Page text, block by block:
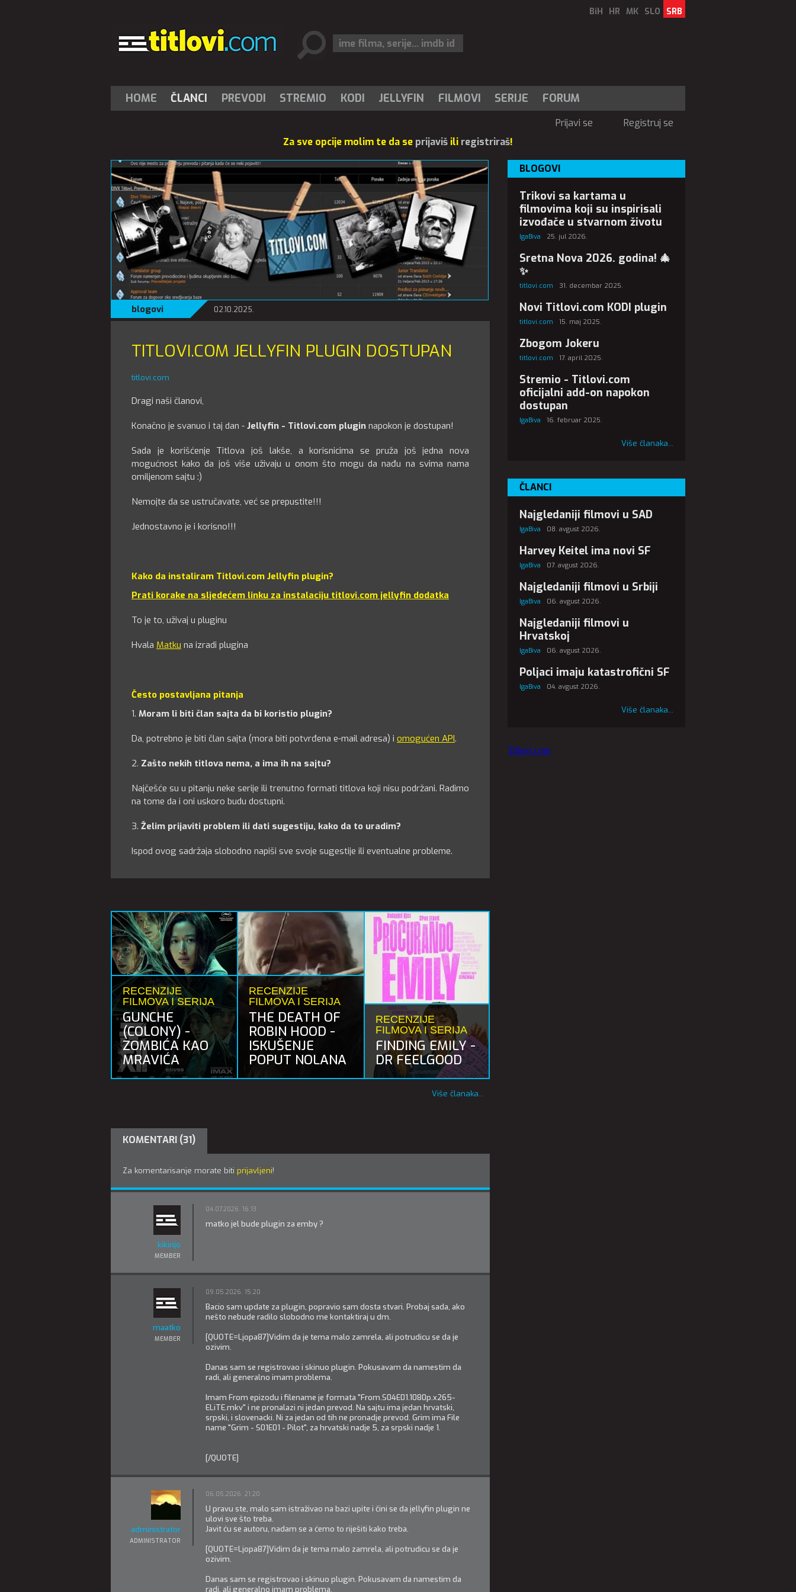
BiH HR MK SLO SRB
HOME ČLANCI PREVODI STREMIO KODI JELLYFIN FILMOVI SERIJE FORUM
Prijavi se
Registruj se
Za sve opcije molim te da se prijaviš ili registriraš!
blogovi 02.10.2025.
TITLOVI.COM JELLYFIN PLUGIN DOSTUPAN
titlovi.com
Dragi naši članovi,
Konačno je svanuo i taj dan - Jellyfin - Titlovi.com plugin napokon je dostupan!
Sada je korišćenje Titlova još lakše, a korisnicima se pruža još jedna nova
mogućnost kako da još više uživaju u onom što mogu da nađu na svima nama
omiljenom sajtu :)
Nemojte da se ustručavate, već se prepustite!!!
Jednostavno je i korisno!!!
Kako da instaliram Titlovi.com Jellyfin plugin?
Prati korake na sljedećem linku za instalaciju titlovi.com jellyfin dodatka
To je to, uživaj u pluginu
Hvala Matku na izradi plugina
Često postavljana pitanja
1. Moram li biti član sajta da bi koristio plugin?
Da, potrebno je biti član sajta (mora biti potvrđena e-mail adresa) i omogućen API.
2. Zašto nekih titlova nema, a ima ih na sajtu?
Najčešće su u pitanju neke serije ili trenutno formati titlova koji nisu podržani. Radimo
na tome da i oni uskoro budu dostupni.
3. Želim prijaviti problem ili dati sugestiju, kako da to uradim?
Ispod ovog sadržaja slobodno napiši sve svoje sugestije ili eventualne probleme.
RECENZIJE
FILMOVA I SERIJA
GUNCHE
(COLONY) -
ZOMBIĆA KAO
MRAVIĆA
RECENZIJE
FILMOVA I SERIJA
THE DEATH OF
ROBIN HOOD -
ISKUŠENJE
POPUT NOLANA
RECENZIJE
FILMOVA I SERIJA
FINDING EMILY -
DR FEELGOOD
Više članaka...
KOMENTARI (31)
Za komentarisanje morate biti prijavljeni!
kikinjo
MEMBER
04.07.2026. 16:13
matko jel bude plugin za emby ?
maatko
MEMBER
09.05.2026. 15:20
Bacio sam update za plugin, popravio sam dosta stvari. Probaj sada, ako
nešto nebude radilo slobodno me kontaktiraj u dm.
[QUOTE=Ljopa87]Vidim da je tema malo zamrela, ali potrudicu se da je
ozivim.
Danas sam se registrovao i skinuo plugin. Pokusavam da namestim da
radi, ali generalno imam problema.
Imam From epizodu i filename je formata "From.S04E01.1080p.x265-
ELiTE.mkv" i ne pronalazi ni jedan prevod. Na sajtu ima jedan hrvatski,
srpski, i slovenacki. Ni za jedan od tih ne pronadje prevod. Grim ima File
name "Grim - S01E01 - Pilot", za hrvatski nadje 5, za srpski nadje 1.
[/QUOTE]
administrator
ADMINISTRATOR
06.05.2026. 21:20
U pravu ste, malo sam istraživao na bazi upite i čini se da jellyfin plugin ne
ulovi sve što treba.
Javit ću se autoru, nadam se a ćemo to riješiti kako treba.
[QUOTE=Ljopa87]Vidim da je tema malo zamrela, ali potrudicu se da je
ozivim.
Danas sam se registrovao i skinuo plugin. Pokusavam da namestim da
radi, ali generalno imam problema.
BLOGOVI
Trikovi sa kartama u
filmovima koji su inspirisali
izvođače u stvarnom životu
IgaBiva 25. jul 2026.
Sretna Nova 2026. godina! 🎄
✨
titlovi.com 31. decembar 2025.
Novi Titlovi.com KODI plugin
titlovi.com 15. maj 2025.
Zbogom Jokeru
titlovi.com 17. april 2025.
Stremio - Titlovi.com
oficijalni add-on napokon
dostupan
IgaBiva 16. februar 2025.
Više članaka...
ČLANCI
Najgledaniji filmovi u SAD
IgaBiva 08. avgust 2026.
Harvey Keitel ima novi SF
IgaBiva 07. avgust 2026.
Najgledaniji filmovi u Srbiji
IgaBiva 06. avgust 2026.
Najgledaniji filmovi u
Hrvatskoj
IgaBiva 06. avgust 2026.
Poljaci imaju katastrofični SF
IgaBiva 04. avgust 2026.
Više članaka...
Titlovi.com